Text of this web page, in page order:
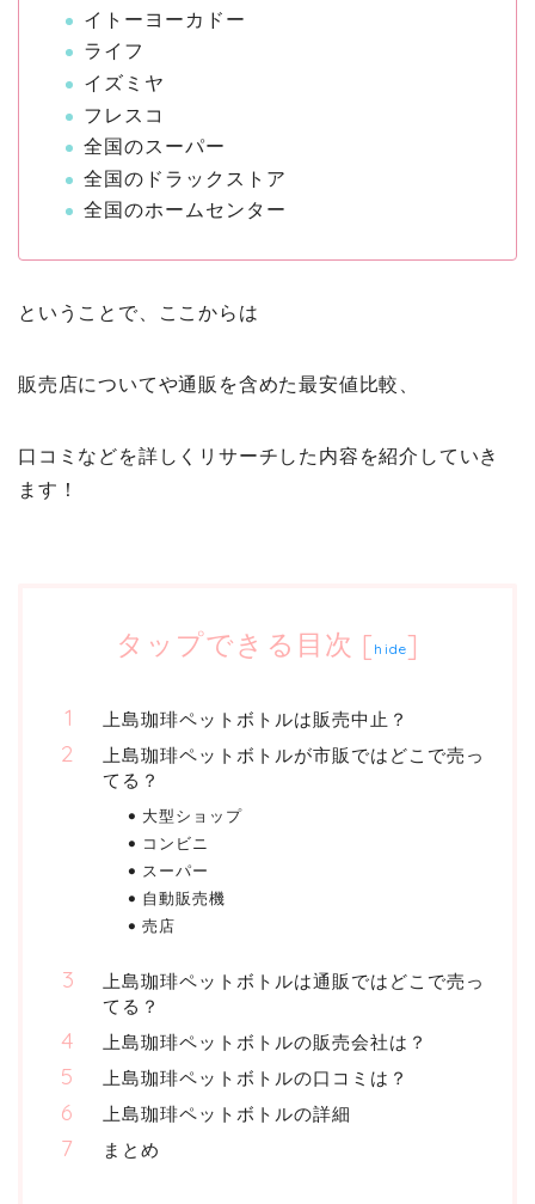
イトーヨーカドー
ライフ
イズミヤ
フレスコ
全国のスーパー
全国のドラックストア
全国のホームセンター
ということで、ここからは
販売店についてや通販を含めた最安値比較、
口コミなどを詳しくリサーチした内容を紹介していき
ます！
タップできる目次 [ hide]
上島珈琲ペットボトルは販売中止？
上島珈琲ペットボトルが市販ではどこで売っ
てる？
大型ショップ
コンビニ
スーパー
自動販売機
売店
上島珈琲ペットボトルは通販ではどこで売っ
てる？
上島珈琲ペットボトルの販売会社は？
上島珈琲ペットボトルの口コミは？
上島珈琲ペットボトルの詳細
まとめ